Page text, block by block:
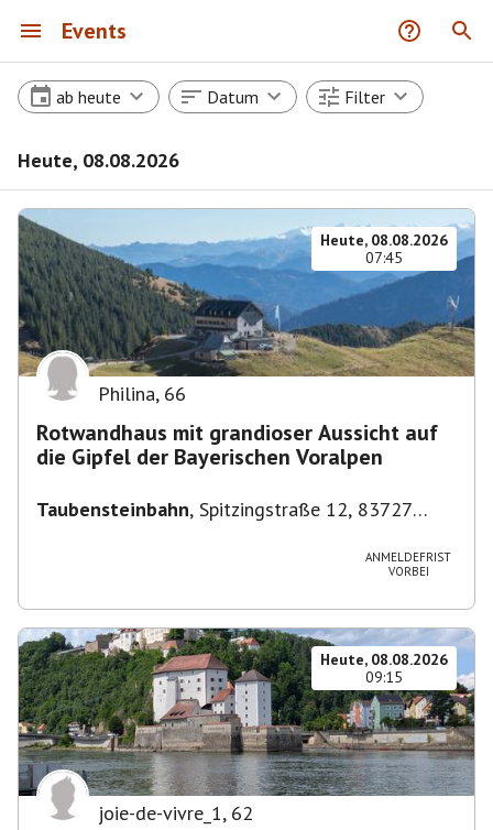
Events
ab heute Datum Filter
Heute, 08.08.2026
Heute, 08.08.2026
07:45
Philina, 66
Rotwandhaus mit grandioser Aussicht auf
die Gipfel der Bayerischen Voralpen
Taubensteinbahn, Spitzingstraße 12, 83727
ANMELDEFRIST
VORBEI
Heute, 08.08.2026
09:15
joie-de-vivre_1, 62